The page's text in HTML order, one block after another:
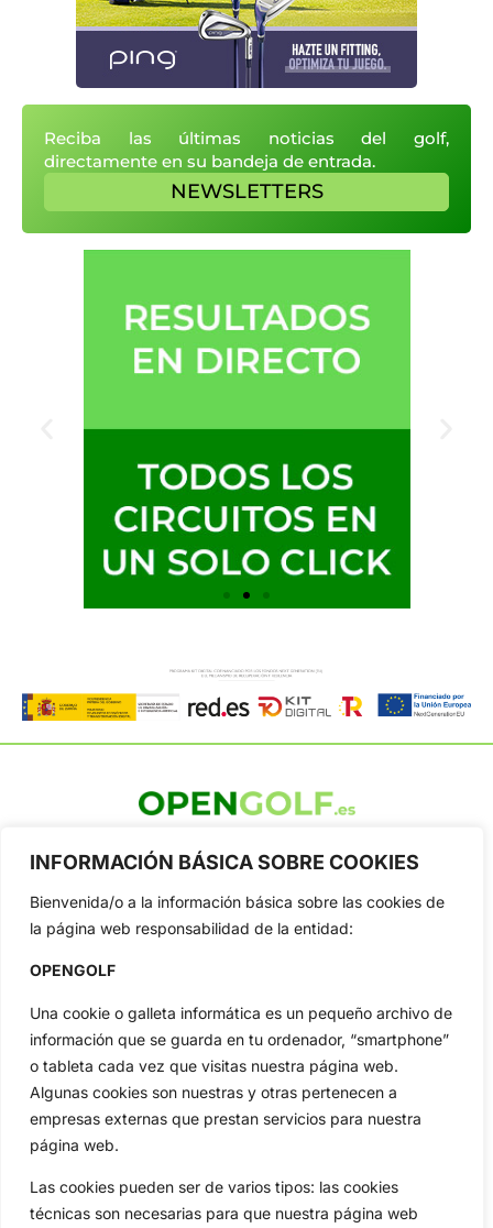
INFORMACIÓN BÁSICA SOBRE COOKIES
Bienvenida/o a la información básica sobre las cookies de
la página web responsabilidad de la entidad:
OPENGOLF
Una cookie o galleta informática es un pequeño archivo de
información que se guarda en tu ordenador, “smartphone”
o tableta cada vez que visitas nuestra página web.
Algunas cookies son nuestras y otras pertenecen a
empresas externas que prestan servicios para nuestra
página web.
Las cookies pueden ser de varios tipos: las cookies
técnicas son necesarias para que nuestra página web
Reciba las últimas noticias del golf,
directamente en su bandeja de entrada.
NEWSLETTERS
profesional y amateur, resultados en directo, vídeos, noticias,
Tour...
Categorias
Inicio
Amateurs
Circuitos
Especiales
Reglas
Vídeos
De Interés
Compañía
Aviso Legal
Política de Privacidad
Política de Cookies